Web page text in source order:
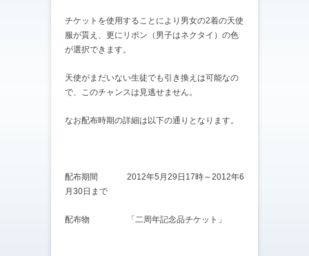
チケットを使用することにより男女の2着の天使
服が貰え、更にリボン（男子はネクタイ）の色
が選択できます。
天使がまだいない生徒でも引き換えは可能なの
で、このチャンスは見逃せません。
なお配布時期の詳細は以下の通りとなります。
配布期間 2012年5月29日17時～2012年6
月30日まで
配布物 「二周年記念品チケット」